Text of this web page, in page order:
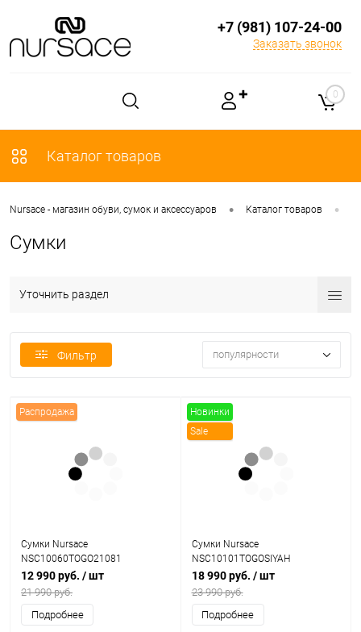
+7 (981) 107-24-00
Заказать звонок
✚ 0
Каталог товаров
Nursace - магазин обуви, сумок и аксессуаров • Каталог товаров •
Сумки
Уточнить раздел
Фильтр популярности
Распродажа
Сумки Nursace
NSC10060TOGO21081
12 990 руб. / шт
21 990 руб.
Подробнее
Новинки
Sale
Сумки Nursace
NSC10101TOGOSIYAH
18 990 руб. / шт
23 990 руб.
Подробнее